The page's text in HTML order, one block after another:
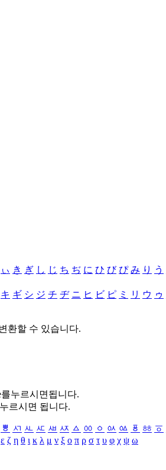
ぃ き ぎ し じ ち ぢ に ひ び ぴ み り う
キ ギ シ ジ チ ヂ ニ ヒ ビ ピ ミ リ ウ ゥ
환할 수 있습니다.
를누르시면됩니다.
르시면 됩니다.
ㅹ ㅺ ㅻ ㅼ ㅽ ㅾ ㅿ ㆀ ㆁ ㆂ ㆃ ㆄ ㆅ ㆆ
ε ζ η θ ι κ λ μ ν ξ ο π ρ σ τ υ φ χ ψ ω